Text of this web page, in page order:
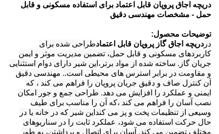
دریچه اجاق پروپان قابل اعتماد برای استفاده مسکونی و قابل
حمل - مشخصات مهندسی دقیق
توضیحات محصول:
در دریچه اجاق گاز پروپان قابل اعتمادطراحی شده برای
کاربردهای مسکونی و قابل حمل، تضمین مدیریت موثر و ایمن
جریان گاز. ساخته شده از مواد برتر،این شیر دارای دوام استثنایی
و مقاومت در برابر استرس های محیطی است.. مهندسی دقیق
آن کنترل صاف و دقیق جریان پروپان را فراهم می کند ، که
ایمنی و عملکرد را افزایش می دهد. طراحی جمع و جور امکان
نصب آسان را فراهم می کند ،که آن را مناسب برای طیف
وسیعی از تنظیمات پخت و پز می کنداین شیر که در خانه یا در
حال حرکت استفاده می شود، عملکرد ثابت را در سناریوهای
مختلف تضمین می کند. آسان برای اتصال و برداشتن، به طور